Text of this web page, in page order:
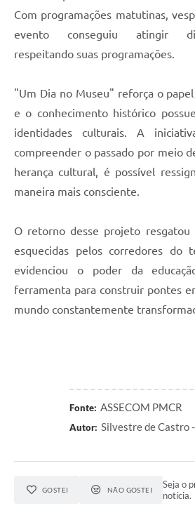
Com programações matutinas,
evento conseguiu atingir
respeitando suas programações.
"Um Dia no Museu" reforça o
e o conhecimento histórico
identidades culturais. A
compreender o passado por meio
herança cultural, é possível
maneira mais consciente.
O retorno desse projeto resgatou
esquecidas pelos corredores do
evidenciou o poder da
ferramenta para construir pontes
mundo constantemente
Fonte: ASSECOM PMCR
Autor: Silvestre de Castro
GOSTEI NÃO GOSTEI
Seja o
notícia.